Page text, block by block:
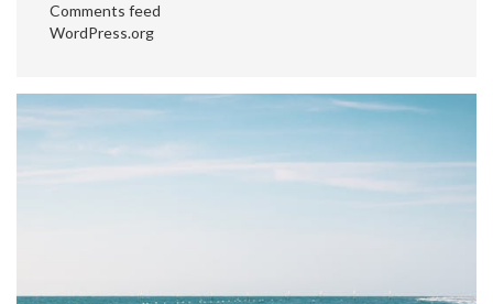
Comments feed
WordPress.org